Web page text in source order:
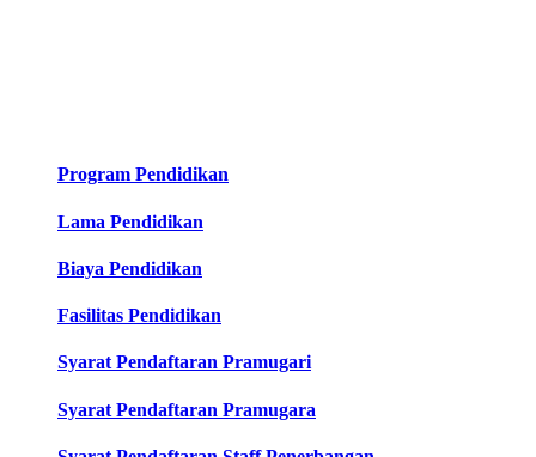
Program Pendidikan
Lama Pendidikan
Biaya Pendidikan
Fasilitas Pendidikan
Syarat Pendaftaran Pramugari
Syarat Pendaftaran Pramugara